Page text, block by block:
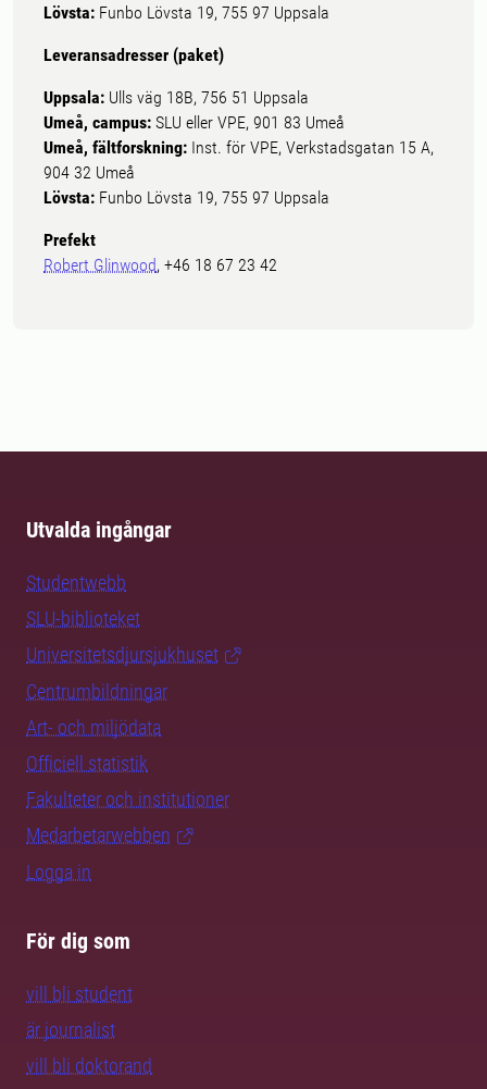
Lövsta: Funbo Lövsta 19, 755 97 Uppsala
Leveransadresser (paket)
Uppsala: Ulls väg 18B, 756 51 Uppsala
Umeå, campus: SLU eller VPE, 901 83 Umeå
Umeå, fältforskning: Inst. för VPE, Verkstadsgatan 15 A,
904 32 Umeå
Lövsta: Funbo Lövsta 19, 755 97 Uppsala
Prefekt
Robert Glinwood, +46 18 67 23 42
Utvalda ingångar
Studentwebb
SLU-biblioteket
Universitetsdjursjukhuset
Centrumbildningar
Art- och miljödata
Officiell statistik
Fakulteter och institutioner
Medarbetarwebben
Logga in
För dig som
vill bli student
är journalist
vill bli doktorand